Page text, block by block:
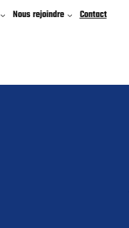
Nous rejoindre Contact